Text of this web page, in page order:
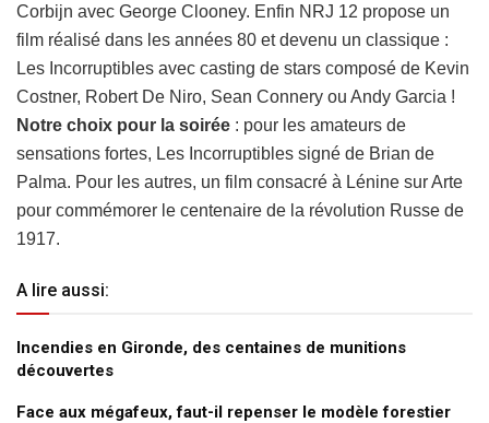
Corbijn avec George Clooney. Enfin NRJ 12 propose un
film réalisé dans les années 80 et devenu un classique :
Les Incorruptibles avec casting de stars composé de Kevin
Costner, Robert De Niro, Sean Connery ou Andy Garcia !
Notre choix pour la soirée : pour les amateurs de
sensations fortes, Les Incorruptibles signé de Brian de
Palma. Pour les autres, un film consacré à Lénine sur Arte
pour commémorer le centenaire de la révolution Russe de
1917.
A lire aussi:
Incendies en Gironde, des centaines de munitions
découvertes
Face aux mégafeux, faut-il repenser le modèle forestier